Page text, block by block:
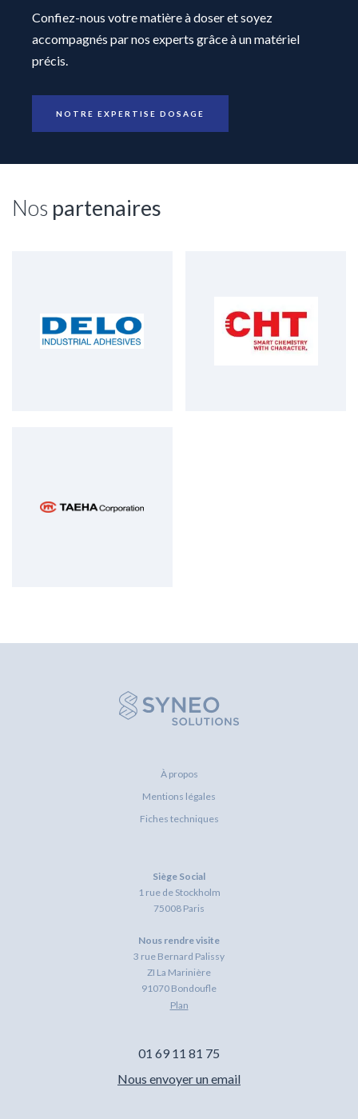
Confiez-nous votre matière à doser et soyez
accompagnés par nos experts grâce à un matériel
précis.
NOTRE EXPERTISE DOSAGE
Nos partenaires
À propos
Mentions légales
Fiches techniques
Siège Social
1 rue de Stockholm
75008 Paris
Nous rendre visite
3 rue Bernard Palissy
ZI La Marinière
91070 Bondoufle
Plan
01 69 11 81 75
Nous envoyer un email